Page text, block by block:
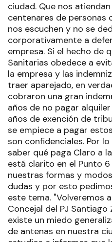
ciudad. Que nos
centenares de personas
nos escuchen y no se
corporativamente a
empresa. Si el hecho de
Sanitarias obedece a
la empresa y las
traer aparejado, en
cobraron una gran
años de no pagar
años de exención de
se empiece a pagar
son confidenciales. Por
saber qué paga Claro a
está clarito en el Punto
nuestras formas y
dudas y por esto
este tema. "Volveremos
Concejal del PJ
existe un miedo
de antenas en nuestra